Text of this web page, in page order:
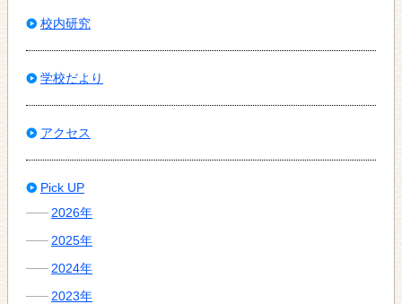
校内研究
学校だより
アクセス
Pick UP
2026年
2025年
2024年
2023年